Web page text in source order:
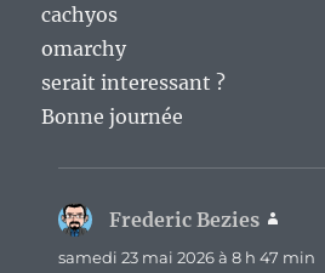
cachyos
omarchy
serait interessant ?
Bonne journée
Frederic Bezies
samedi 23 mai 2026 à 8 h 47 min